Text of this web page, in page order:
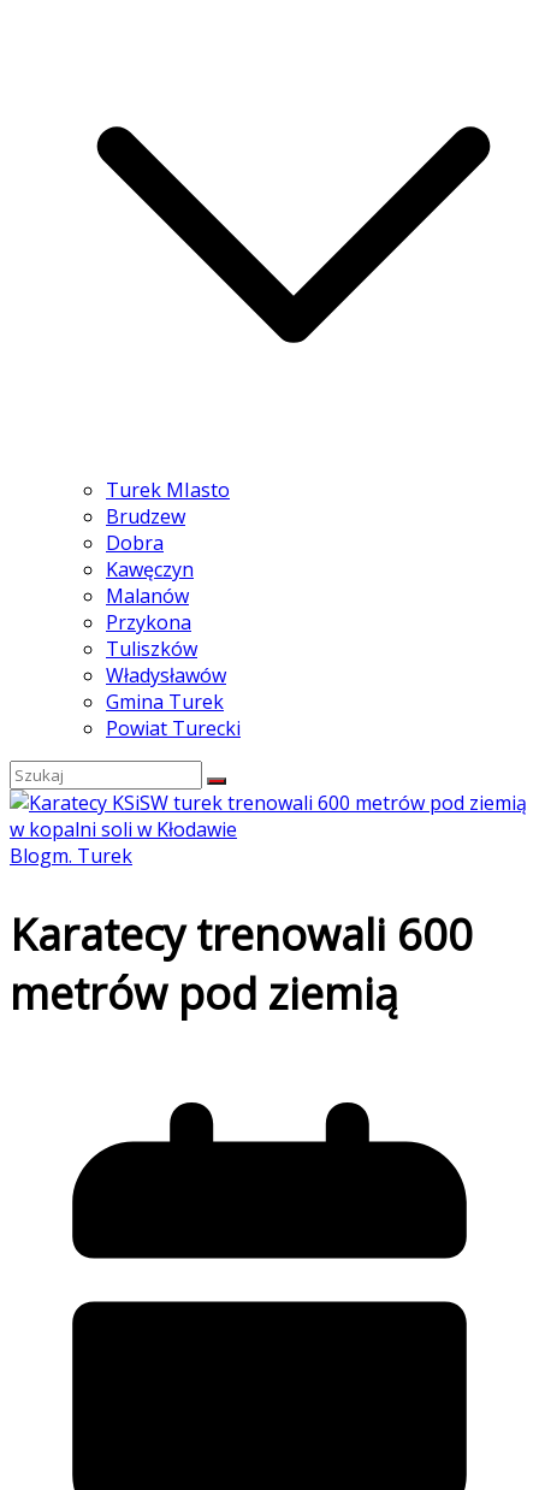
Turek MIasto
Brudzew
Dobra
Kawęczyn
Malanów
Przykona
Tuliszków
Władysławów
Gmina Turek
Powiat Turecki
Blogm. Turek
Karatecy trenowali 600
metrów pod ziemią